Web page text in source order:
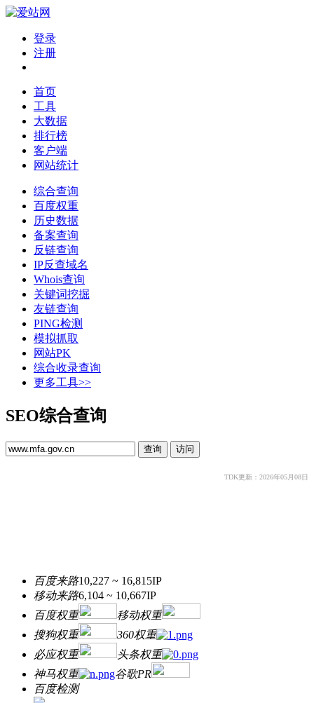
登录
注册
首页
工具
大数据
排行榜
客户端
网站统计
综合查询
百度权重
历史数据
备案查询
反链查询
IP反查域名
Whois查询
关键词挖掘
友链查询
PING检测
模拟抓取
网站PK
综合收录查询
更多工具>>
SEO综合查询
TDK更新：2026年05月08日
百度来路10,227 ~ 16,815IP
移动来路6,104 ~ 10,667IP
百度权重
移动权重
搜狗权重
360权重
必应权重
头条权重
神马权重
谷歌PR
百度检测